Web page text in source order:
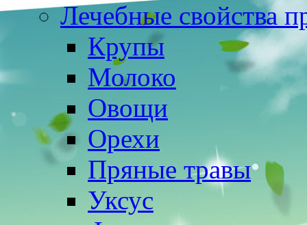
Лечебные свойства
Крупы
Молоко
Овощи
Орехи
Пряные травы
Уксус